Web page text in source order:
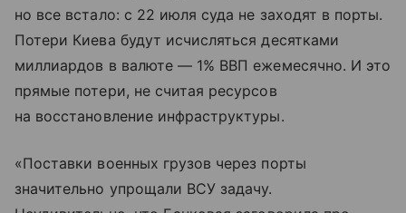
но все встало: с 22 июля суда не заходят в порты.
Потери Киева будут исчисляться десятками
миллиардов в валюте — 1% ВВП ежемесячно. И это
прямые потери, не считая ресурсов
на восстановление инфраструктуры.
«Поставки военных грузов через порты
значительно упрощали ВСУ задачу.